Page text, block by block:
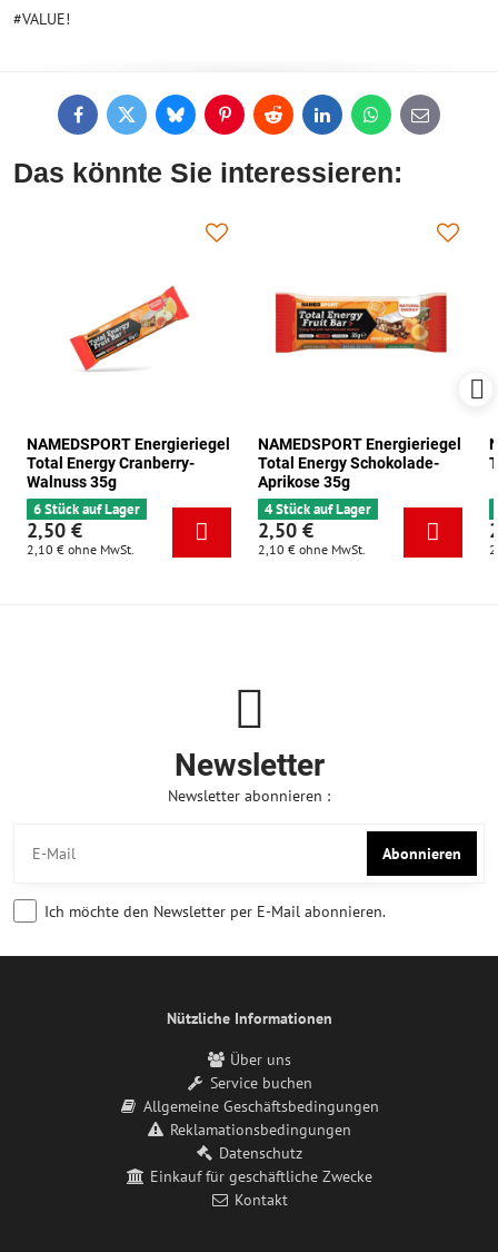
#VALUE!
FacebookTwitterBlueskyPinterestReddit LinkedInWhatsApp
E-
mail
Das könnte Sie interessieren:
NAMEDSPORT Energieriegel
Total Energy Cranberry-
Walnuss 35g
6 Stück auf Lager
2,50 €
2,10 € ohne MwSt.
NAMEDSPORT Energieriegel
Total Energy Schokolade-
Aprikose 35g
4 Stück auf Lager
2,50 €
2,10 € ohne MwSt.
Newsletter
Newsletter abonnieren :
Abonnieren
Ich möchte den Newsletter per E-Mail abonnieren.
Nützliche Informationen
Über uns
Service buchen
Allgemeine Geschäftsbedingungen
Reklamationsbedingungen
Datenschutz
Einkauf für geschäftliche Zwecke
Kontakt